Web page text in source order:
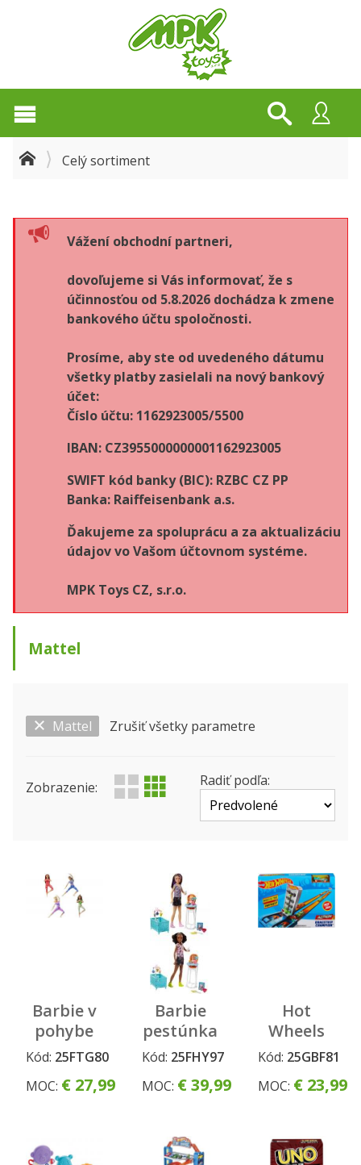
Celý sortiment
Vážení obchodní partneri,
dovoľujeme si Vás informovať, že s
účinnosťou od 5.8.2026 dochádza k zmene
bankového účtu spoločnosti.
Prosíme, aby ste od uvedeného dátumu
všetky platby zasielali na nový bankový
účet:
Číslo účtu: 1162923005/5500
IBAN: CZ3955000000001162923005
SWIFT kód banky (BIC): RZBC CZ PP
Banka: Raiffeisenbank a.s.
Ďakujeme za spoluprácu a za aktualizáciu
údajov vo Vašom účtovnom systéme.
MPK Toys CZ, s.r.o.
Mattel
Zobraziť len ... Výrobca
Status
Mattel Zrušiť všetky parametre
Zobrazenie: Radiť podľa:
Barbie v
pohybe
asst
Kód: 25FTG80
MOC: € 27,99
Barbie
pestúnka
herný set
Kód: 25FHY97
MOC: € 39,99
Hot
Wheels
šampionát
asst
Kód: 25GBF81
MOC: € 23,99